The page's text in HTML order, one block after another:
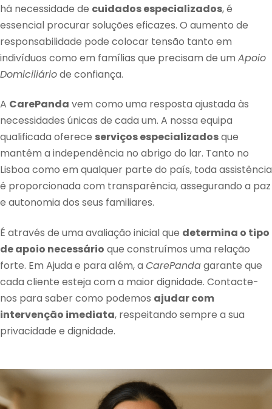
há necessidade de cuidados especializados, é
essencial procurar soluções eficazes. O aumento de
responsabilidade pode colocar tensão tanto em
indivíduos como em famílias que precisam de um Apoio
Domiciliáriode confiança.
A CarePanda vem como uma resposta ajustada às
necessidades únicas de cada um. A nossa equipa
qualificada oferece serviços especializadosque
mantêm a independência no abrigo do lar. Tanto no
Lisboa como em qualquer parte do país, toda assistência
é proporcionada com transparência, assegurando a paz
e autonomia dos seus familiares.
É através de uma avaliação inicial que determina o tipo
de apoio necessário que construímos uma relação
forte. Em Ajuda e para além, a CarePandagarante que
cada cliente esteja com a maior dignidade. Contacte-
nos para saber como podemos ajudar com
intervenção imediata, respeitando sempre a sua
privacidade e dignidade.